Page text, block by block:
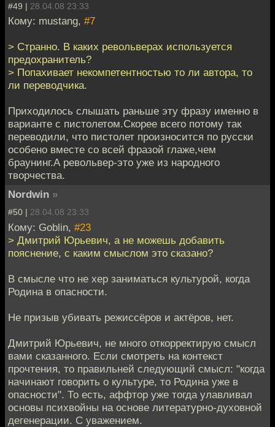
#49 | 28.04.08 23:33
Кому: mustang, #7
> Странно. В каких револьверах используется
предохранитель?
> Попахивает некомпетентностью то ли автора, то
ли переводчика.
Приходилось слышать раньше эту фразу именно в
варианте с пистолетом.Скорее всего потому так
переводили, что пистолет произносится по русски
особено вместе со всей фразой глаже,чем
браунинг.А револьвер-это уже из народного
творчества.
Nordwin »
#50 | 28.04.08 23:33
Кому: Goblin, #23
> Дмитрий Юрьевич, а не можешь добавить
пояснение, с каким смыслом это сказано?
В смысле что не хер заниматься культурой, когда
Родина в опасности.
Не призыв убивать режиссёров и актёров, нет.
Дмитрий Юрьевич, не много откорректирую смысл
вами сказанного. Если смотреть на контекст
прочтения, то правильней следующий смысл: "когда
начинают говорить о культуре, то Родина уже в
опасности". То есть, аффтор уже тогда улавливал
основы психвойны на основе литературно-духовной
дегенерации. С уважением.